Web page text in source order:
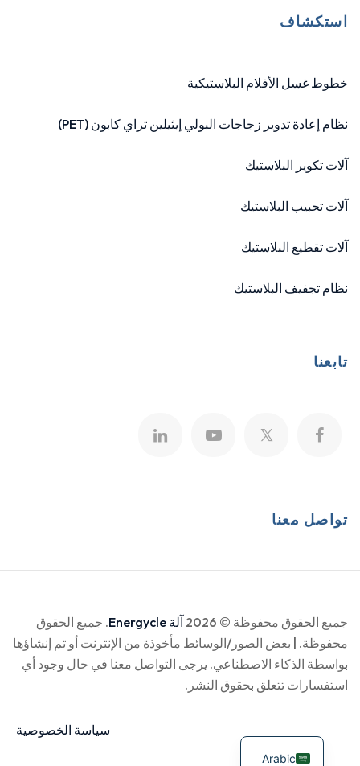
استكشاف
خطوط غسل الأفلام البلاستيكية
نظام إعادة تدوير زجاجات البولي إيثيلين تراي كابون (PET)
آلات تكوير البلاستيك
آلات تحبيب البلاستيك
آلات تقطيع البلاستيك
نظام تجفيف البلاستيك
تابعنا
تواصل معنا
جميع الحقوق محفوظة © 2026 آلة Energycle
. جميع الحقوق
محفوظة. | بعض الصور/الوسائط مأخوذة من الإنترنت أو تم إنشاؤها
بواسطة الذكاء الاصطناعي. يرجى التواصل معنا في حال وجود أي
استفسارات تتعلق بحقوق النشر.
سياسة الخصوصية
Arabic